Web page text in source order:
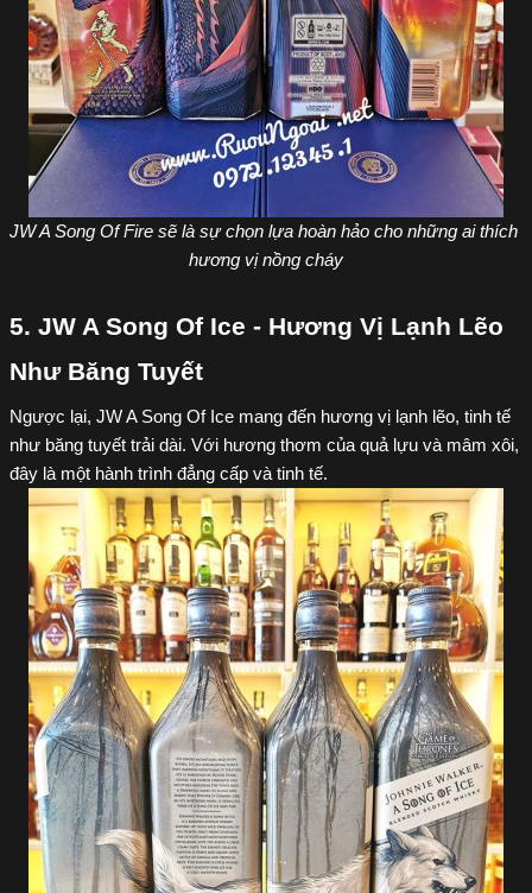
JW A Song Of Fire sẽ là sự chọn lựa hoàn hảo cho những ai thích
hương vị nồng cháy
5. JW A Song Of Ice - Hương Vị Lạnh Lẽo
Như Băng Tuyết
Ngược lại, JW A Song Of Ice mang đến hương vị lạnh lẽo, tinh tế
như băng tuyết trải dài. Với hương thơm của quả lựu và mâm xôi,
đây là một hành trình đẳng cấp và tinh tế.